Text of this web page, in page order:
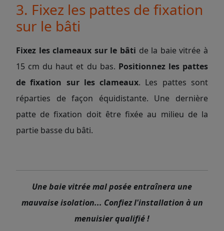
3. Fixez les pattes de fixation
sur le bâti
Fixez les clameaux sur le bâti de la baie vitrée à
15 cm du haut et du bas. Positionnez les pattes
de fixation sur les clameaux. Les pattes sont
réparties de façon équidistante. Une dernière
patte de fixation doit être fixée au milieu de la
partie basse du bâti.
Une baie vitrée mal posée entraînera une
mauvaise isolation... Confiez l'installation à un
menuisier qualifié !